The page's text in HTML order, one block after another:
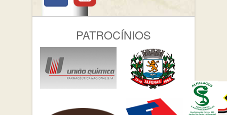
PATROCÍNIOS